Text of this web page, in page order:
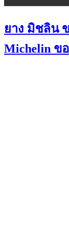
ยาง มิชลิน
Michelin ข